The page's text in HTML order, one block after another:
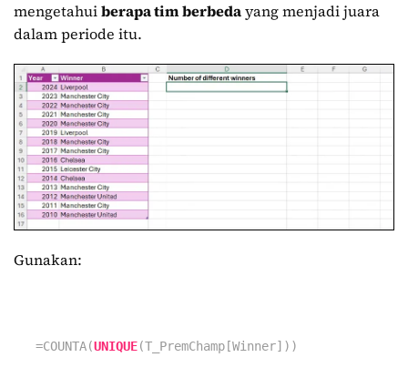
mengetahuiberapa tim berbedayang menjadi juara
dalam periode itu.
Gunakan:
=COUNTA(UNIQUE(T_PremChamp[Winner]))